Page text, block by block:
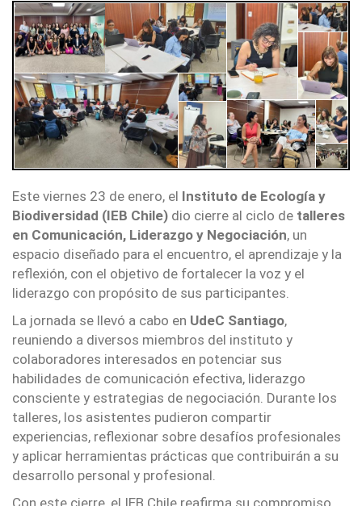
Este viernes 23 de enero, el Instituto de Ecología y
Biodiversidad (IEB Chile) dio cierre al ciclo de talleres
en Comunicación, Liderazgo y Negociación, un
espacio diseñado para el encuentro, el aprendizaje y la
reflexión, con el objetivo de fortalecer la voz y el
liderazgo con propósito de sus participantes.
La jornada se llevó a cabo en UdeC Santiago,
reuniendo a diversos miembros del instituto y
colaboradores interesados en potenciar sus
habilidades de comunicación efectiva, liderazgo
consciente y estrategias de negociación. Durante los
talleres, los asistentes pudieron compartir
experiencias, reflexionar sobre desafíos profesionales
y aplicar herramientas prácticas que contribuirán a su
desarrollo personal y profesional.